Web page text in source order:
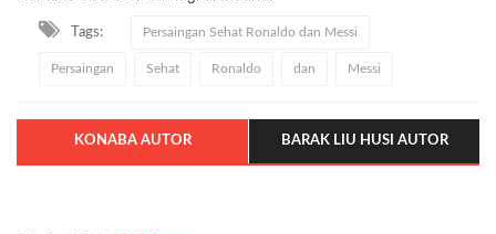
Tags: Persaingan Sehat Ronaldo dan Messi
Persaingan Sehat Ronaldo dan Messi
KONABA AUTOR BARAK LIU HUSI AUTOR